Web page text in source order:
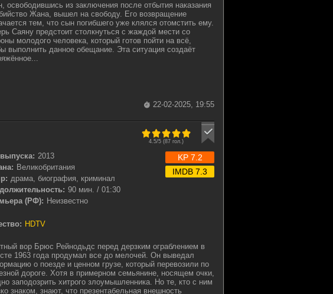
освободившись из заключения после отбытия наказания
Жана, вышел на свободу. Его возвращение
тем, что сын погибшего уже клялся отомстить ему.
Саяну предстоит столкнуться с жаждой мести со
молодого человека, который готов пойти на всё,
выполнить данное обещание. Эта ситуация создаёт
22-02-2025, 19:55
4.5/5 (87 гол.)
2013
Великобритания
драма, биография, криминал
90 мин. / 01:30
(РФ): Неизвестно
HDTV
KP 7.2
IMDB 7.3
вор Брюс Рейнодьдс перед дерзким ограблением в
1963 года продумал все до мелочей. Он выведал
о поезде и ценном грузе, который перевозили по
дороге. Хотя в примерном семьянине, носящем очки,
заподозрить хитрого злоумышленника. Но те, кто с ним
знаком, знают, что презентабельная внешность